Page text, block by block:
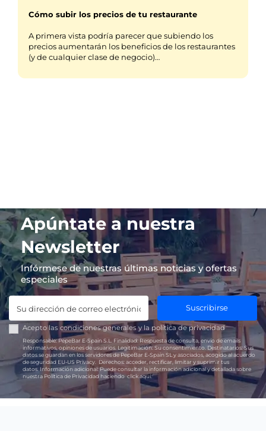
Cómo subir los precios de tu restaurante
A primera vista podría parecer que subiendo los
precios aumentarán los beneficios de los restaurantes
(y de cualquier clase de negocio)…
Apúntate a nuestra
Newsletter
Infórmese de nuestras últimas noticias y ofertas
especiales
Suscribirse
Acepto las condiciones generales y lapolítica de privacidad
Responsable:PepeBar E-Spain S.L. Finalidad: Respuesta de consulta, envío de emails
informativos, opiniones de usuarios. Legitimación: Su consentimiento. Destinatarios:Sus
datos se guardan en los servidores de PepeBar E-Spain SL y asociados, acogido al acuerdo
de seguridad EU-US Privacy. Derechos: acceder, rectificar, limitar y suprimir tus
datos.Información adicional:Puede consultar la información adicional y detallada sobre
nuestra Política de Privacidad haciendoclick aquí.